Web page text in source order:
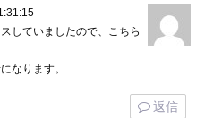
していましたので、こちら
なります。
返信